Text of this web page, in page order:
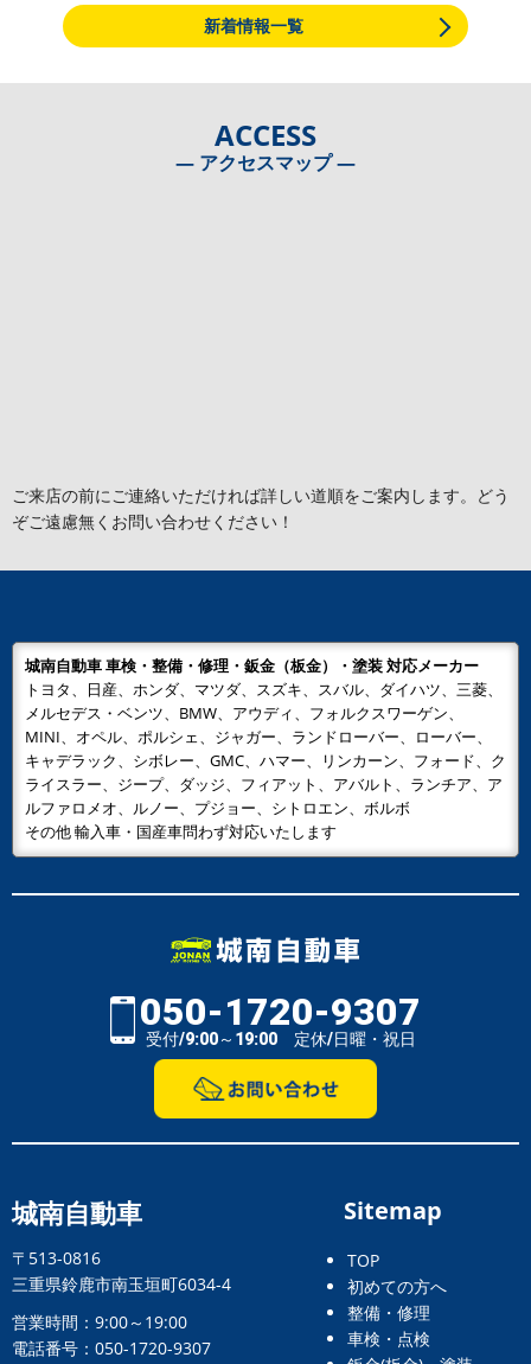
新着情報一覧
ACCESS
― アクセスマップ ―
ご来店の前にご連絡いただければ詳しい道順をご案内します。どう
ぞご遠慮無くお問い合わせください！
城南自動車 車検・整備・修理・鈑金（板金）・塗装 対応メーカー
トヨタ、日産、ホンダ、マツダ、スズキ、スバル、ダイハツ、三菱、
メルセデス・ベンツ、BMW、アウディ、フォルクスワーゲン、
MINI、オペル、ポルシェ、ジャガー、ランドローバー、ローバー、
キャデラック、シボレー、GMC、ハマー、リンカーン、フォード、ク
ライスラー、ジープ、ダッジ、フィアット、アバルト、ランチア、ア
ルファロメオ、ルノー、プジョー、シトロエン、ボルボ
その他 輸入車・国産車問わず対応いたします
050-1720-9307
受付/9:00～19:00 定休/日曜・祝日
城南自動車
〒513-0816
三重県鈴鹿市南玉垣町6034-4
営業時間：9:00～19:00
電話番号：050-1720-9307
Sitemap
TOP
初めての方へ
整備・修理
車検・点検